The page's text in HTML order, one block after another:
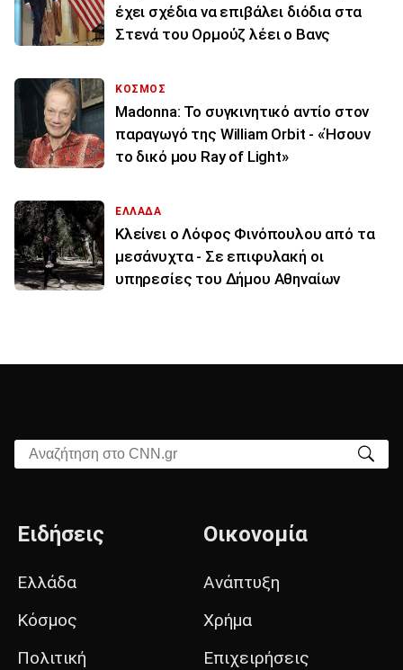
έχει σχέδια να επιβάλει διόδια στα
Στενά του Ορμούζ λέει ο Βανς
ΚΟΣΜΟΣ
Madonna: Το συγκινητικό αντίο στον
παραγωγό της William Orbit - «Ήσουν
το δικό μου Ray of Light»
ΕΛΛΑΔΑ
Κλείνει ο Λόφος Φινόπουλου από τα
μεσάνυχτα - Σε επιφυλακή οι
υπηρεσίες του Δήμου Αθηναίων
Αναζήτηση στο CNN.gr
Ειδήσεις
Ελλάδα
Κόσμος
Πολιτική
Οικονομία
Ανάπτυξη
Χρήμα
Επιχειρήσεις